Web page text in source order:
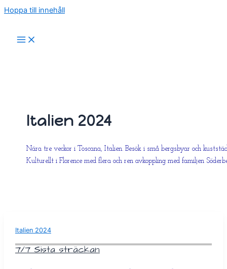
Hoppa till innehåll
Italien 2024
Nära tre veckor i Toscana, Italien. Besök i små bergsbyar och
Kulturellt i Florence med flera och ren avkoppling med familjen
Italien 2024
7/7 Sista sträckan